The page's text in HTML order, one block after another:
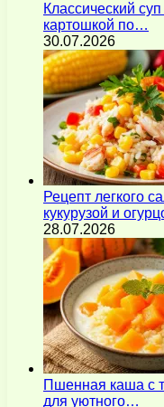
Классический
картошкой по…
30.07.2026
Рецепт легкого
кукурузой и
28.07.2026
Пшенная каша с
для уютного…